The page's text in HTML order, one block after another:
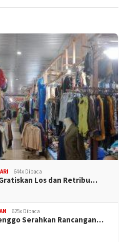
644x Dibaca
Los dan Retribu…
625x Dibaca
Serahkan Rancangan…